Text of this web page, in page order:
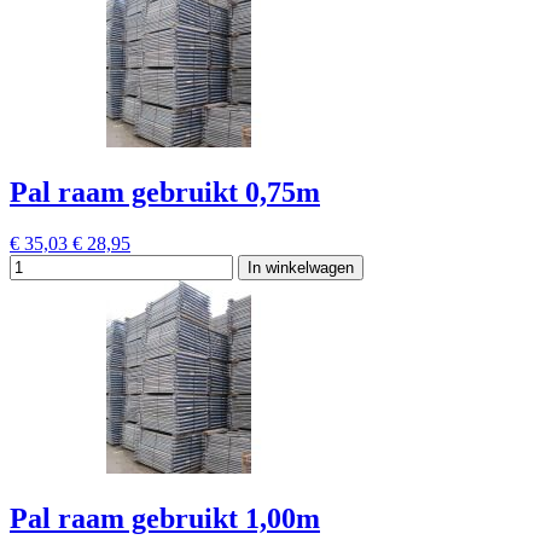
Pal raam gebruikt 0,75m
€ 35,03 € 28,95
In winkelwagen
Pal raam gebruikt 1,00m